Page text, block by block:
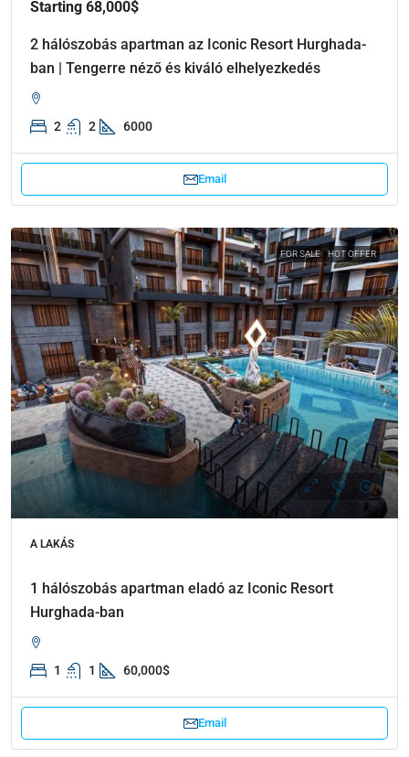
Starting 68,000$
2 hálószobás apartman az Iconic Resort Hurghada-
ban | Tengerre néző és kiváló elhelyezkedés
2 2 6000
Email
FOR SALE HOT OFFER
A LAKÁS
1 hálószobás apartman eladó az Iconic Resort
Hurghada-ban
1 1 60,000$
Email